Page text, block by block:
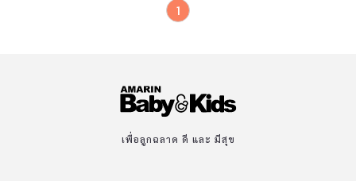
1
เพื่อลูกฉลาด ดี และ มีสุข